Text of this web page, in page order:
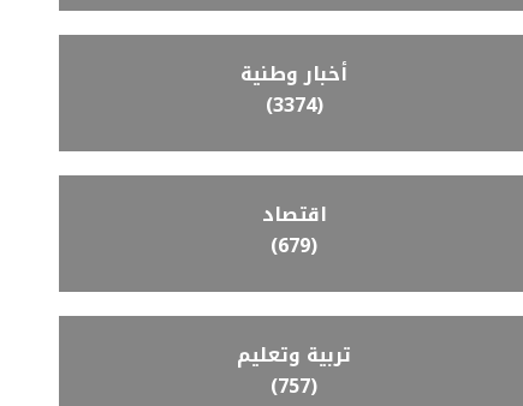
أخبار وطنية
(3374)
اقتصاد
(679)
تربية وتعليم
(757)